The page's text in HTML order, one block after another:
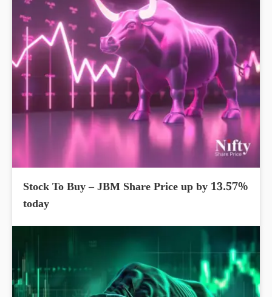
Stock To Buy – JBM Share Price up by 13.57%
today